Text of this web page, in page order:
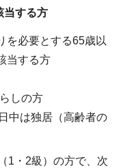
当する方
を必要とする65歳以
当する方
しの方
中は独居（高齢者の
1・2級）の方で、次